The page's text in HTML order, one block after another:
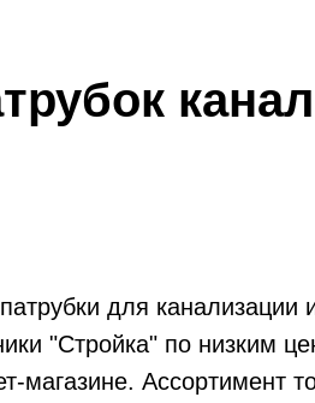
для
"Стройка" по низким
магазине. Ассортимент